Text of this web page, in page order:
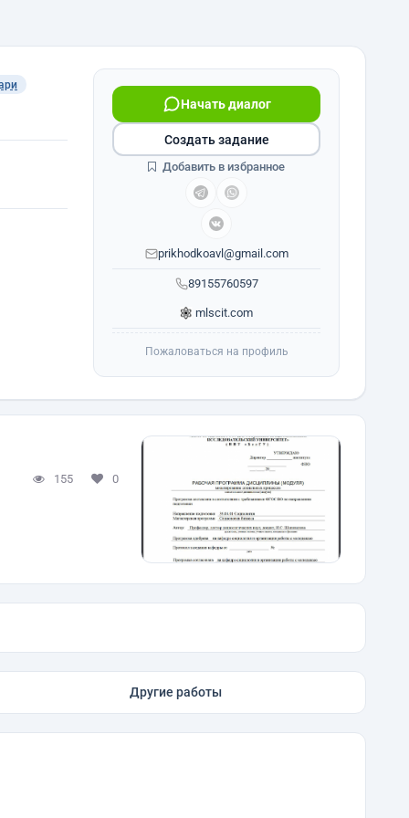
89155760597
Начать диалог
prikhodkoavl@gmail.com
mlscit.com
Создать задание
Добавить в избранное
Пожаловаться на профиль
155 0
Другие работы